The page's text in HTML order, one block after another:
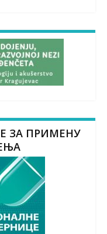
ЗА ПРИМЕНУ